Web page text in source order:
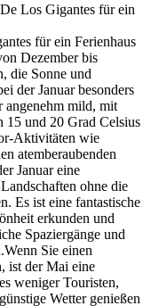
Los Gigantes für ein
für ein Ferienhaus
Dezember bis
die Sonne und
der Januar besonders
angenehm mild, mit
15 und 20 Grad Celsius
Aktivitäten wie
atemberaubenden
Januar eine
ohne die
Es ist eine fantastische
erkunden und
Spaziergänge und
Sie einen
ist der Mai eine
weniger Touristen,
Wetter genießen